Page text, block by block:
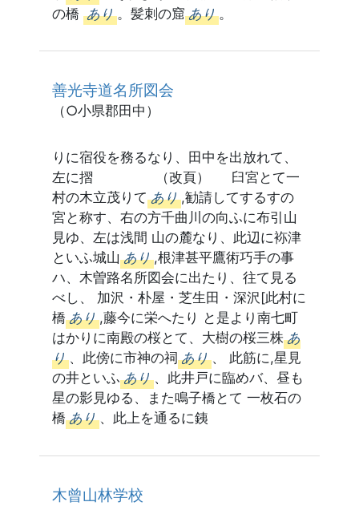
の橋 あり 。髪刺の窟 あり 。
善光寺道名所図会
（○小県郡田中）
りに宿役を務るなり、田中を出放れて、
左に摺 （改頁） 臼宮とて一
村の木立茂りて あり ,勧請してするすの
宮と称す、右の方千曲川の向ふに布引山
見ゆ、左は浅間 山の麓なり、此辺に袮津
といふ城山 あり ,根津甚平鷹術巧手の事
ハ、木曽路名所図会に出たり、往て見る
べし、 加沢・朴屋・芝生田・深沢[此村に
橋 あり ,藤今に栄へたり と是より南七町
はかりに南殿の桜とて、大樹の桜三株 あ
り 、此傍に市神の祠 あり 、 此筋に,星見
の井といふ あり 、此井戸に臨めバ、昼も
星の影見ゆる、また鳴子橋とて 一枚石の
橋 あり 、此上を通るに銕
木曾山林学校